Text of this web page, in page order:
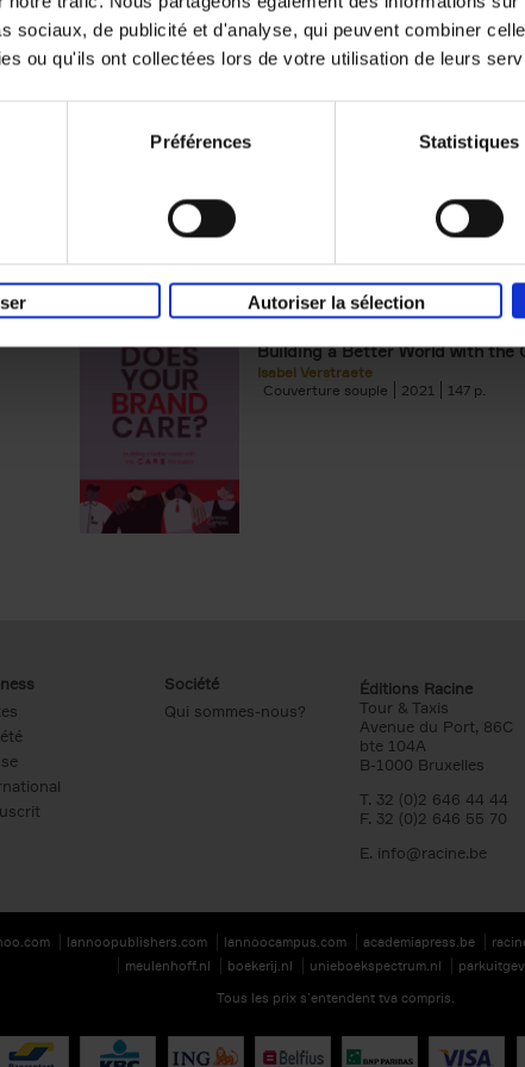
sociaux, de publicité et d'analyse, qui peuvent combiner
ou qu'ils ont collectées lors de votre utilisation de leurs
Préférences Statistiques
Autoriser la sélection
Building Bonds =
Does Your Brand Care?
Building a Better World with the
Isabel Verstraete
Couverture souple
2021 147
Société
Qui sommes-nous?
Éditions Racine
Tour & Taxis
Avenue du Port, 86C
bte 104A
B-1000 Bruxelles
T. 32 (0)2 646 44 44
F. 32 (0)2 646 55 70
E. info@racine.be
lannoopublishers.com lannoocampus.com academiapress.be
meulenhoff.nl
boekerij.nl unieboekspectrum.nl
Tous les prix s’entendent tva compris.